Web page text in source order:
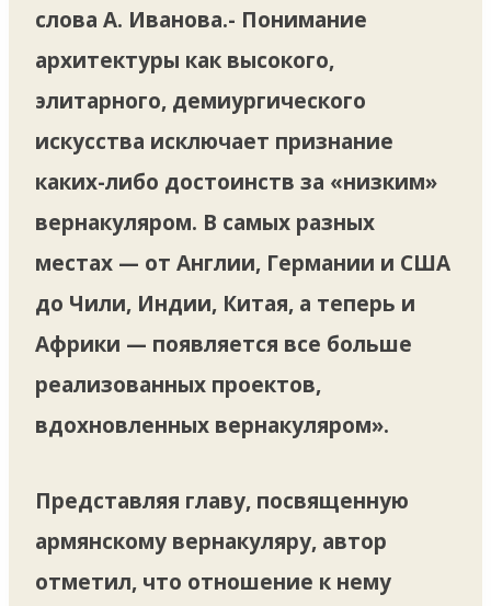
слова А. Иванова.- Понимание
архитектуры как высокого,
элитарного, демиургического
искусства исключает признание
каких-либо достоинств за «низким»
вернакуляром. В самых разных
местах — от Англии, Германии и США
до Чили, Индии, Китая, а теперь и
Африки — появляется все больше
реализованных проектов,
вдохновленных вернакуляром».
Представляя главу, посвященную
армянскому вернакуляру, автор
отметил, что отношение к нему